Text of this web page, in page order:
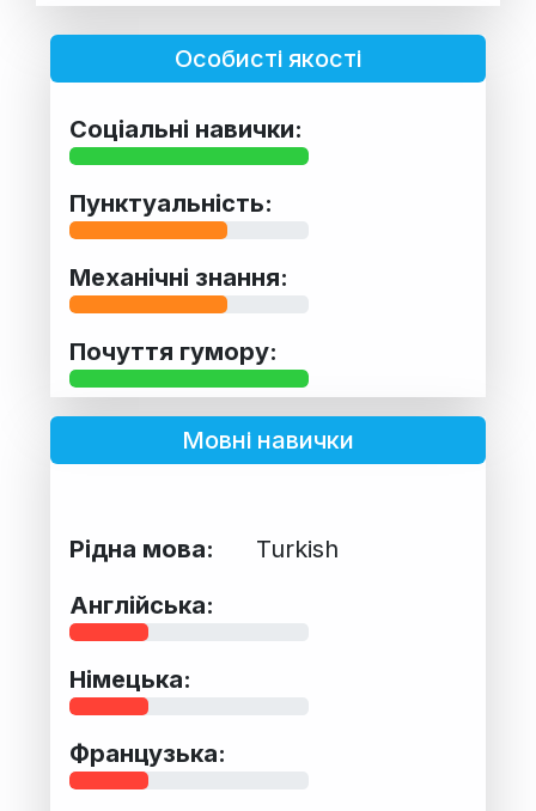
Особисті якості
Соціальні навички:
Пунктуальність:
Механічні знання:
Почуття гумору:
Мовні навички
Рідна мова:
Turkish
Англійська:
Німецька:
Французька: